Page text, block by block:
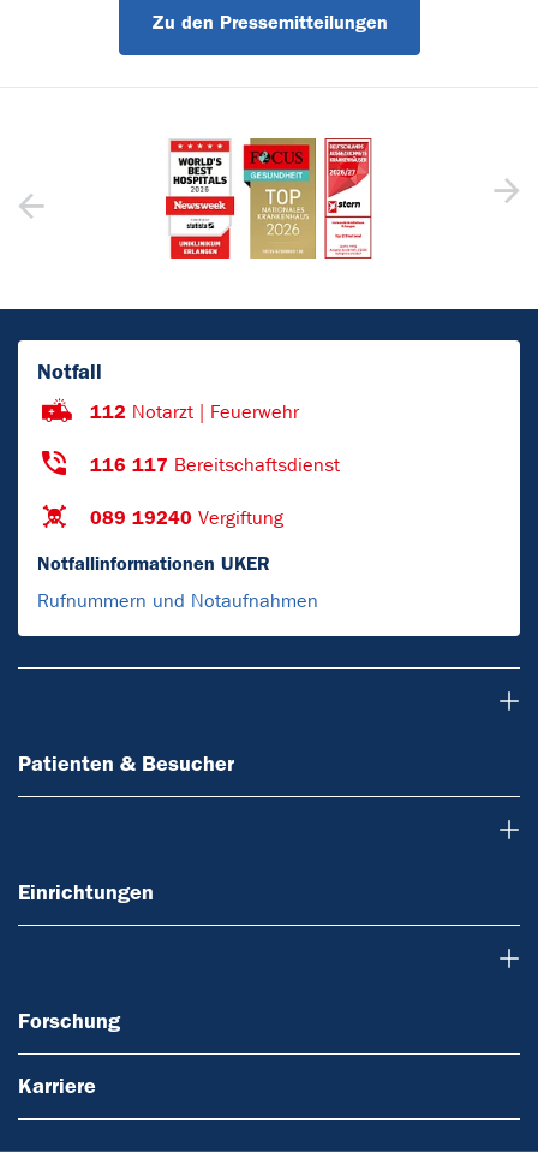
Zu den Pressemitteilungen
Notfall
112 Notarzt | Feuerwehr
116 117 Bereitschaftsdienst
089 19240 Vergiftung
Notfallinformationen UKER
Rufnummern und Notaufnahmen
Patienten & Besucher
Einrichtungen
Forschung
Karriere